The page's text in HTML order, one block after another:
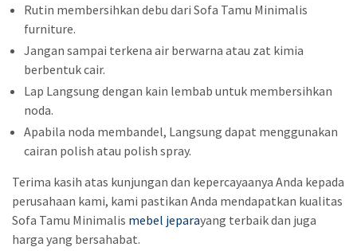
Rutin membersihkan debu dari Sofa Tamu Minimalis
furniture.
Jangan sampai terkena air berwarna atau zat kimia
berbentuk cair.
Lap Langsung dengan kain lembab untuk membersihkan
noda.
Apabila noda membandel, Langsung dapat menggunakan
cairan polish atau polish spray.
Terima kasih atas kunjungan dan kepercayaanya Anda kepada
perusahaan kami, kami pastikan Anda mendapatkan kualitas
Sofa Tamu Minimalis mebel jeparayang terbaik dan juga
harga yang bersahabat.